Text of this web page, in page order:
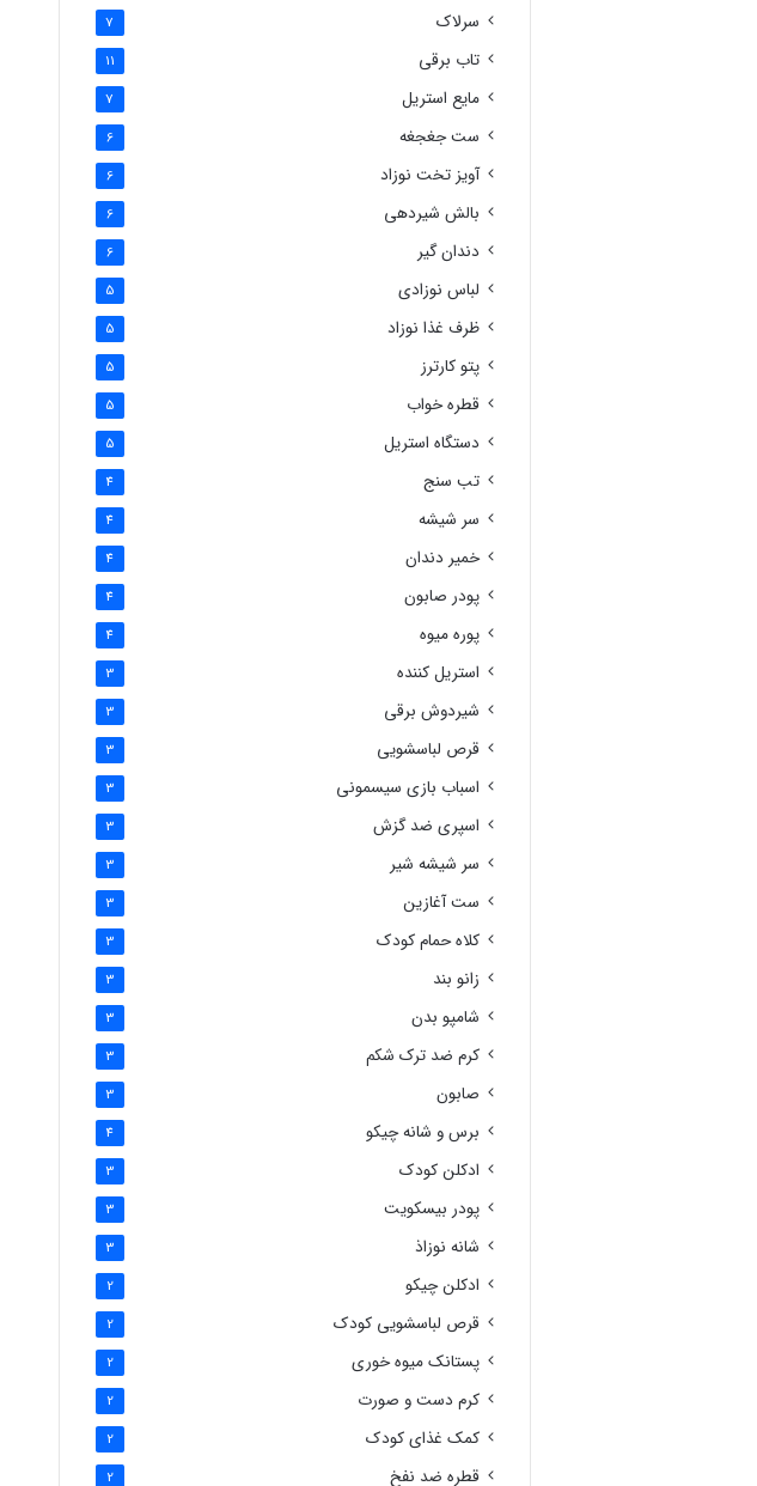
سرلاک 7
تاب برقی 11
مایع استریل 7
ست جغجغه 6
آویز تخت نوزاد 6
بالش شیردهی 6
دندان گیر 6
لباس نوزادی 5
ظرف غذا نوزاد 5
پتو کارترز 5
قطره خواب 5
دستگاه استریل 5
تب سنج 4
سر شیشه 4
خمیر دندان 4
پودر صابون 4
پوره میوه 4
استریل کننده 3
شیردوش برقی 3
قرص لباسشویی 3
اسباب بازی سیسمونی 3
اسپری ضد گزش 3
سر شیشه شیر 3
ست آغازین 3
کلاه حمام کودک 3
زانو بند 3
شامپو بدن 3
کرم ضد ترک شکم 3
صابون 3
برس و شانه چیکو 4
ادکلن کودک 3
پودر بیسکویت 3
شانه نوزاذ 3
ادکلن چیکو 2
قرص لباسشویی کودک 2
پستانک میوه خوری 2
کرم دست و صورت 2
کمک غذای کودک 2
قطره ضد نفخ 2